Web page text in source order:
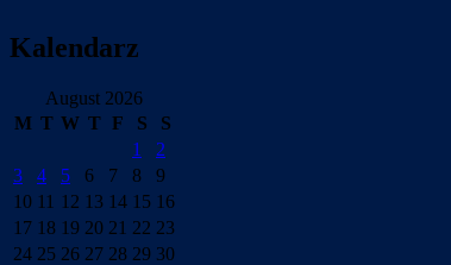
Kalendarz
August 2026
M T W T F S
S
1
2
3
4 5 6 7 8
9
10 11 12 13 14 15 16
17 18 19 20 21 22 23
24 25 26 27 28 29 30